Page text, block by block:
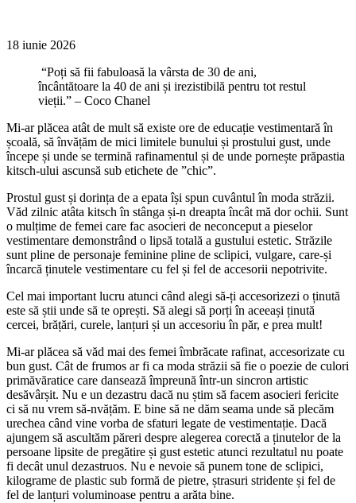
18 iunie 2026
“Poți să fii fabuloasă la vârsta de 30 de ani,
încântătoare la 40 de ani și irezistibilă pentru tot restul
vieții.” – Coco Chanel
Mi-ar plăcea atât de mult să existe ore de educație vestimentară în
școală, să învățăm de mici limitele bunului și prostului gust, unde
începe și unde se termină rafinamentul și de unde pornește prăpastia
kitsch-ului ascunsă sub etichete de ”chic”.
Prostul gust și dorința de a epata își spun cuvântul în moda străzii.
Văd zilnic atâta kitsch în stânga și-n dreapta încât mă dor ochii. Sunt
o mulțime de femei care fac asocieri de neconceput a pieselor
vestimentare demonstrând o lipsă totală a gustului estetic. Străzile
sunt pline de personaje feminine pline de sclipici, vulgare, care-și
încarcă ținutele vestimentare cu fel și fel de accesorii nepotrivite.
Cel mai important lucru atunci când alegi să-ți accesorizezi o ținută
este să știi unde să te oprești. Să alegi să porți în aceeași ținută
cercei, brățări, curele, lanțuri și un accesoriu în păr, e prea mult!
Mi-ar plăcea să văd mai des femei îmbrăcate rafinat, accesorizate cu
bun gust. Cât de frumos ar fi ca moda străzii să fie o poezie de culori
primăvăratice care dansează împreună într-un sincron artistic
desăvârșit. Nu e un dezastru dacă nu știm să facem asocieri fericite
ci să nu vrem să-nvățăm. E bine să ne dăm seama unde să plecăm
urechea când vine vorba de sfaturi legate de vestimentație. Dacă
ajungem să ascultăm păreri despre alegerea corectă a ținutelor de la
persoane lipsite de pregătire și gust estetic atunci rezultatul nu poate
fi decât unul dezastruos. Nu e nevoie să punem tone de sclipici,
kilograme de plastic sub formă de pietre, ștrasuri stridente și fel de
fel de lanțuri voluminoase pentru a arăta bine.